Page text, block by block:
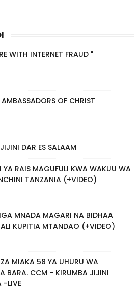
WITH INTERNET FRAUD "
OF CHRIST
DAR ES SALAAM
YA RAIS MAGUFULI KWA WAKUU WA
TANZANIA (+VIDEO)
MNADA MAGARI NA BIDHAA
KUPITIA MTANDAO (+VIDEO)
ZA MIAKA 58 YA UHURU WA
BARA. CCM - KIRUMBA JIJINI
-LIVE